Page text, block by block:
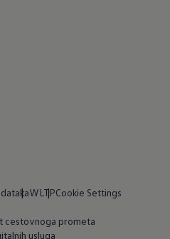
WLTPCookie Settings
cestovnoga prometa
usluga